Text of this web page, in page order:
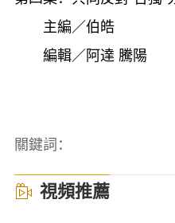
主編／伯皓
編輯／阿達 騰陽
關鍵詞：
視頻推薦